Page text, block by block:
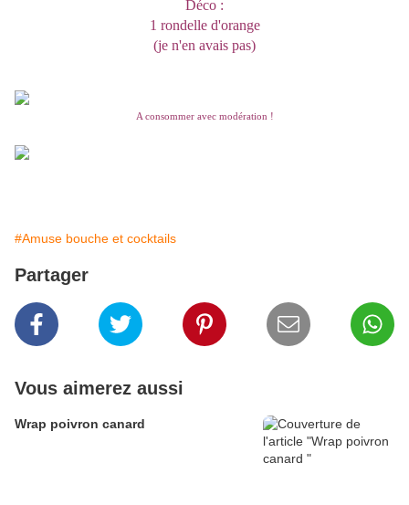
Déco :
1 rondelle d'orange
(je n'en avais pas)
A consommer avec modération !
#Amuse bouche et cocktails
Partager
Vous aimerez aussi
Wrap poivron canard